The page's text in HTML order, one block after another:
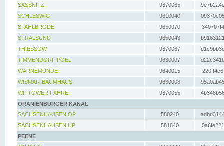
SASSNITZ
9670065
SCHLESWIG
9610040
STAHLBRODE
9650070
STRALSUND
9650043
THIESSOW
9670067
TIMMENDORF POEL
9630007
WARNEMÜNDE
9640015
WISMAR-BAUMHAUS
9630008
WITTOWER FÄHRE
9670055
ORANIENBURGER KANAL
SACHSENHAUSEN OP
580240
SACHSENHAUSEN UP
581840
PEENE